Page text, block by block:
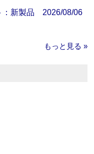
：新製品 2026/08/06
もっと見る »